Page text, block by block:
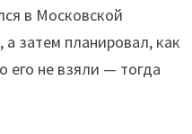
в Московской
затем планировал, как
его не взяли — тогда